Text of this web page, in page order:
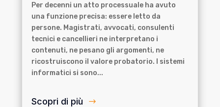
Per decenni un atto processuale ha avuto
una funzione precisa: essere letto da
persone. Magistrati, avvocati, consulenti
tecnici e cancellieri ne interpretano i
contenuti, ne pesano gli argomenti, ne
ricostruiscono il valore probatorio. I sistemi
informatici si sono...
Scopri di più